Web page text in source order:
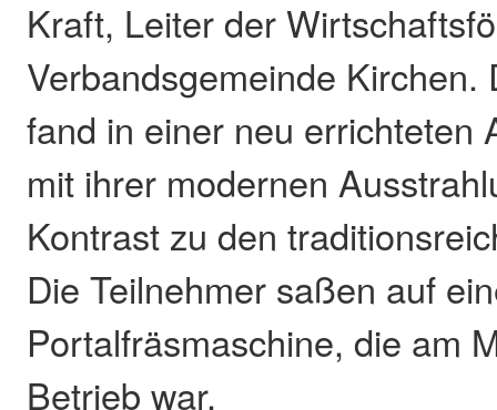
Kraft, Leiter der
Verbandsgemeinde Kirchen.
fand in einer neu errichteten
mit ihrer modernen
Kontrast zu den
Die Teilnehmer saßen auf
Portalfräsmaschine, die am
Betrieb war.